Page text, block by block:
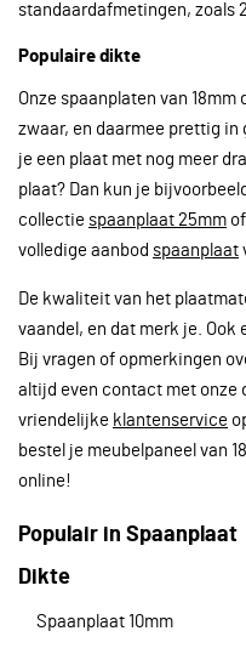
standaardafmetingen, zoals
Populaire dikte
Onze spaanplaten van
zwaar, en daarmee prettig in
je een plaat met nog meer
plaat? Dan kun je
collectie spaanplaat 25mm of
volledige aanbod spaanplaat
De kwaliteit van het
vaandel, en dat merk je.
Bij vragen of opmerkingen
altijd even contact met onze
vriendelijke klantenservice
bestel je meubelpaneel van
online!
Populair in Spaanplaat
Dikte
Spaanplaat 10mm